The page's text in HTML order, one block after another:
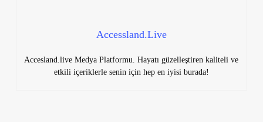
Accessland.Live
Accesland.live Medya Platformu. Hayatı güzelleştiren kaliteli ve
etkili içeriklerle senin için hep en iyisi burada!